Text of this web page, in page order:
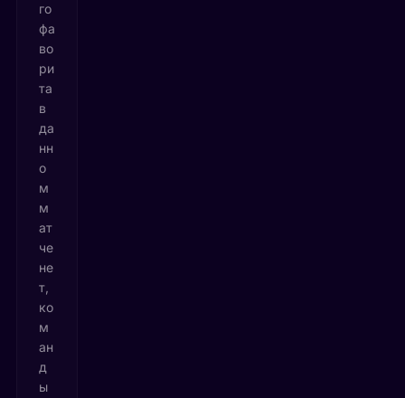
го
фа
во
ри
та
в
да
нн
о
м
м
ат
че
не
т,
ко
м
ан
д
ы